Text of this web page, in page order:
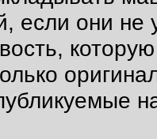
если они